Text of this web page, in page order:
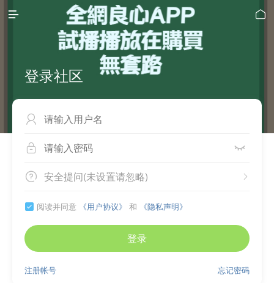
 
登录社区

 
 
安全提问(未设置请忽略)
 阅读并同意 《用户协议》 和 《隐私声明》
登录
忘记密码
注册帐号